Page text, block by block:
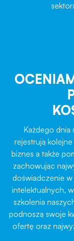
Każdego dnia
rejestrują
biznes a także
zachowując
doświadczenie
intelektualnych,
szkolenia
podnoszą swoje
ofertę oraz